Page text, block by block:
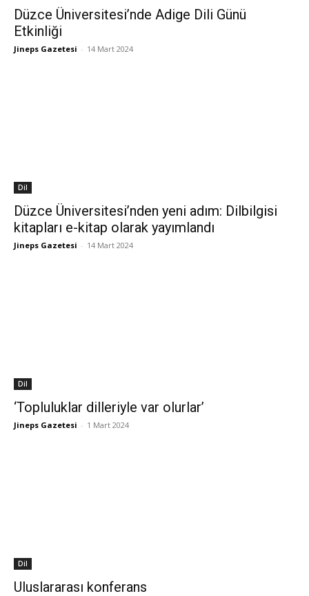
Düzce Üniversitesi’nde Adige Dili Günü
Etkinliği
Jineps Gazetesi - 14 Mart 2024
Dil
Düzce Üniversitesi’nden yeni adım: Dilbilgisi
kitapları e-kitap olarak yayımlandı
Jineps Gazetesi - 14 Mart 2024
Dil
‘Topluluklar dilleriyle var olurlar’
Jineps Gazetesi - 1 Mart 2024
Dil
Uluslararası konferans